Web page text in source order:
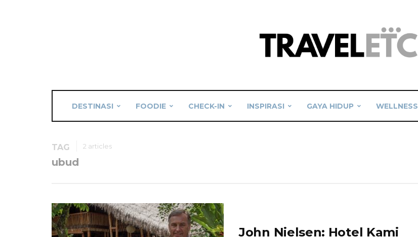
DESTINASI FOODIE CHECK-IN INSPIRASI GAYA HIDUP WELLNESS
TAG 2 articles
ubud
John Nielsen: Hotel Kami